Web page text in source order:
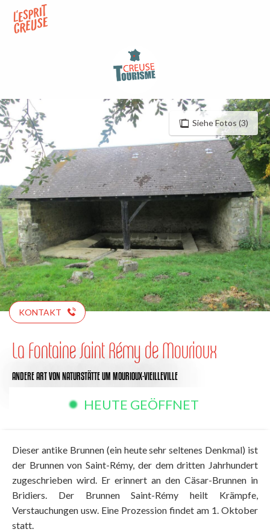
contenu
Siehe Fotos (3)
KONTAKT
La Fontaine Saint Rémy de Mourioux
ANDERE ART VON NATURSTÄTTEUM MOURIOUX-VIEILLEVILLE
HEUTE GEÖFFNET
Dieser antike Brunnen (ein heute sehr seltenes Denkmal) ist
der Brunnen von Saint-Rémy, der dem dritten Jahrhundert
zugeschrieben wird. Er erinnert an den Cäsar-Brunnen in
Bridiers. Der Brunnen Saint-Rémy heilt Krämpfe,
Verstauchungen usw. Eine Prozession findet am 1. Oktober
statt.